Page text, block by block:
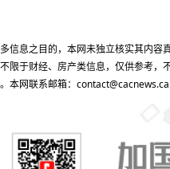
信息之目的，本网未独立核实其内
限于财经、房产类信息，仅供参考
本网联系邮箱：contact@cacnews.ca